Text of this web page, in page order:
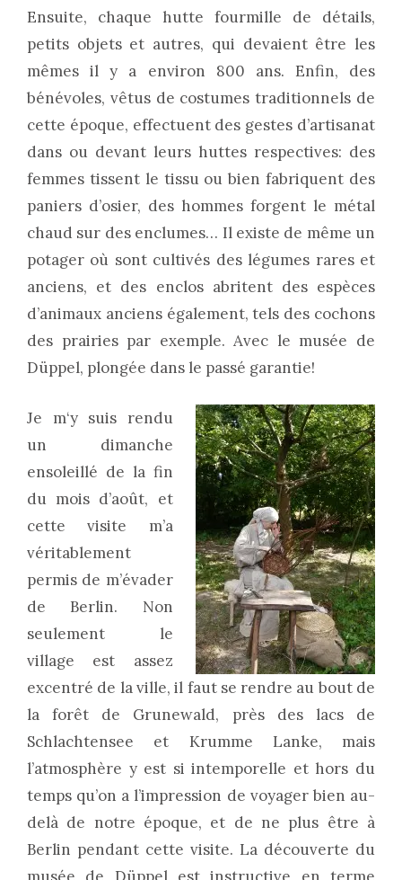
Ensuite, chaque hutte fourmille de détails,
petits objets et autres, qui devaient être les
mêmes il y a environ 800 ans. Enfin, des
bénévoles, vêtus de costumes traditionnels de
cette époque, effectuent des gestes d’artisanat
dans ou devant leurs huttes respectives: des
femmes tissent le tissu ou bien fabriquent des
paniers d’osier, des hommes forgent le métal
chaud sur des enclumes… Il existe de même un
potager où sont cultivés des légumes rares et
anciens, et des enclos abritent des espèces
d’animaux anciens également, tels des cochons
des prairies par exemple. Avec le musée de
Düppel, plongée dans le passé garantie!
Je m‘y suis rendu
un dimanche
ensoleillé de la fin
du mois d’août, et
cette visite m’a
véritablement
permis de m’évader
de Berlin. Non
seulement le
village est assez
excentré de la ville, il faut se rendre au bout de
la forêt de Grunewald, près des lacs de
Schlachtensee et Krumme Lanke, mais
l’atmosphère y est si intemporelle et hors du
temps qu’on a l’impression de voyager bien au-
delà de notre époque, et de ne plus être à
Berlin pendant cette visite. La découverte du
musée de Düppel est instructive en terme